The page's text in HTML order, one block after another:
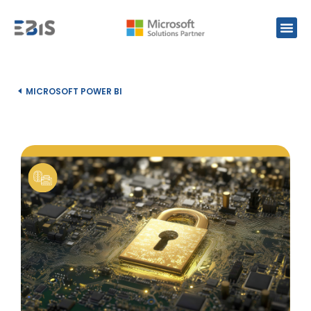
MICROSOFT POWER BI